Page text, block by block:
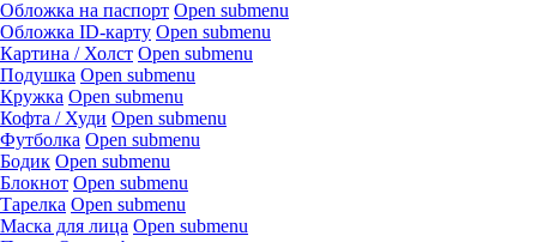
Обложка на паспорт Open submenu
Обложка ID-карту Open submenu
Картина / Холст Open submenu
Подушка Open submenu
Кружка Open submenu
Кофта / Худи Open submenu
Футболка Open submenu
Бодик Open submenu
Блокнот Open submenu
Тарелка Open submenu
Маска для лица Open submenu